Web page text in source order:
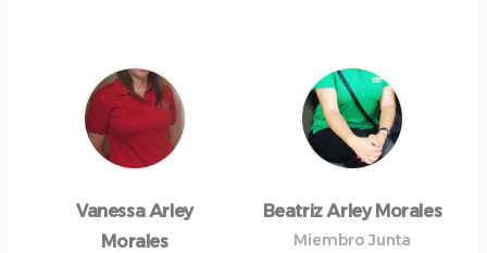
Vanessa Arley
Morales
Beatriz Arley Morales
Miembro Junta